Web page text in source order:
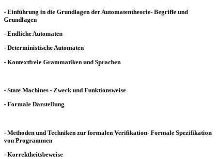
- Einführung in die Grundlagen der Automatentheorie- Begriffe und
Grundlagen
- Endliche Automaten
- Deterministische Automaten
- Kontextfreie Grammatiken und Sprachen
- State Machines - Zweck und Funktionsweise
- Formale Darstellung
- Methoden und Techniken zur formalen Verifikation- Formale Spezifikation
von Programmen
- Korrektheitsbeweise